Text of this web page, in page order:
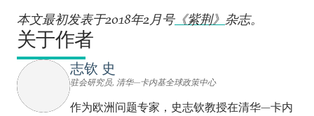
本文最初发表于2018年2月号《紫荆》 杂志。
关于作者
志钦 史
驻会研究员, 清华—卡内基全球政策中心
作为欧洲问题专家，史志钦教授在清华—卡内